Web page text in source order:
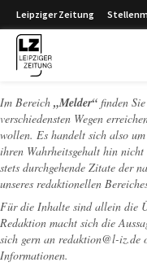
Leipziger Zeitung
Im Bereich „Melder“ finden
verschiedensten Wegen
wollen. Es handelt sich also
ihren Wahrheitsgehalt hin
stets durchgehende Zitate der
unseres redaktionellen
Für die Inhalte sind allein die
Redaktion macht sich die
sich gern an redaktion@l-iz.de
Informationen.